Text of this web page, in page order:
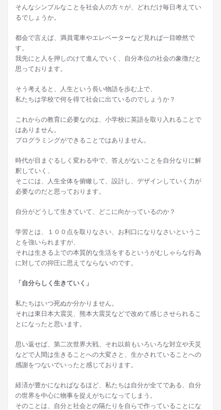
そんなシンプルなことを社会人の方々が、どれだけ毎日考えてい
るでしょうか。
都会で言えば、満員電車やエレベーターなど見れば一目瞭然で
す。
我先にと人を押しのけて進んでいく、自分本位の社会の象徴だと
思っております。
そう考えると、人生という長い物語を歩む上で、
私たちは学校で何を得て社会に出ているのでしょうか？
これからの教育に必要なのは、小学校に英語を取り入れることで
はありません。
プログラミングができることではありません。
時代が目まぐるしく変わる中で、答えがないことを自分なりに解
釈していく、
そこには、人生全体を俯瞰して、設計し、デザインしていく力が
必要なのだと思っております。
自分がどうして生きていて、どこに向かっているのか？
学習とは、１００点を取りなさい、お利口になりなさいというこ
とを強いられますが、
それは生きる上での本質的な生活をするというがむしゃらな行為
に対しての抑圧に思えてならないのです。
「自分らしく生きていく」
私たちはいつ死ぬか分かりません。
それは東日本大震災、熊本大震災などで改めて感じさせられるこ
とになったと思います。
思い返せば、第二次世界大戦、それ以前もいろいろな対立や天災
などで人間は生きることへの大変さと、生かされていることへの
感謝をつないでいったと感じております。
経済が豊かになればなるほど、私たちは自分が全てである、自分
の世界を中心に物事を捉えがちになってしまう。
そのことは、自分と社会との隔たりを自らで作っていることにな